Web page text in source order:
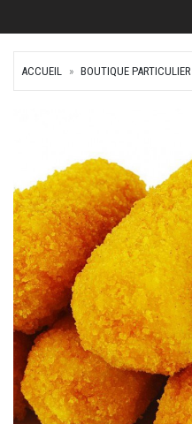
ACCUEIL BOUTIQUE PARTICULIER